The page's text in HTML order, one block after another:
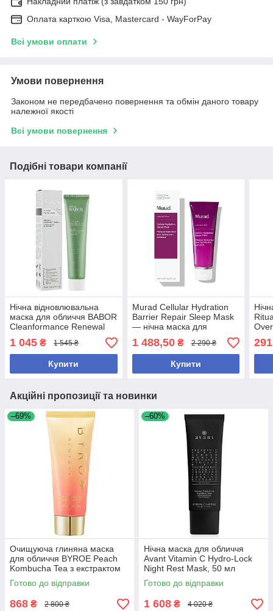
Оплата карткою Visa, Mastercard - WayForPay
Всі умови оплати
Умови повернення
Законом не передбачено повернення та обмін даного товару
належної якості
Всі умови повернення
Подібні товари компанії
Нічна відновлювальна
маска для обличчя BABOR
Cleanformance Renewal
Overnight Mask 75 мл
1 045 ₴ 1 545 ₴
Купити
Murad Cellular Hydration
Barrier Repair Sleep Mask
— нічна маска для
відновлення бар’єра та
глибокого зволоження,
80 мл
1 488,50₴ 2 290 ₴
Купити
40
Акційні пропозиції та новинки
–69%
Очищуюча глиняна маска
для обличчя BYROE Peach
Kombucha Tea з екстрактом
персика та комбучі
Готово до відправки
868 ₴ 2 800 ₴
–60%
Нічна маска для обличчя
Avant Vitamin C Hydro-Lock
Night Rest Mask, 50 мл
Готово до відправки
1 608 ₴ 4 020 ₴